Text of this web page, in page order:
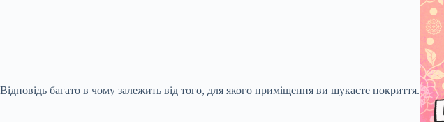
Відповідь багато в чому залежить від того, для якого приміщення ви шукаєте покриття.